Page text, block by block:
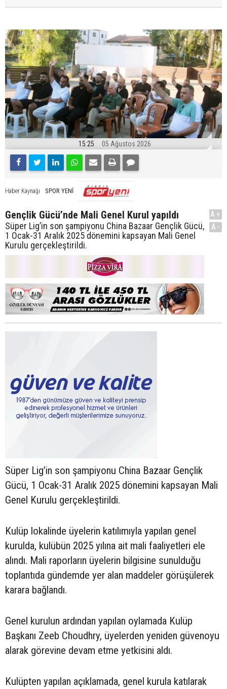
15:25 05 Ağustos 2026
Haber Kaynağı SPOR YENİ
Gençlik Gücü’nde Mali Genel Kurul yapıldı
Süper Lig’in son şampiyonu China Bazaar Gençlik Gücü,
1 Ocak-31 Aralık 2025 dönemini kapsayan Mali Genel
Kurulu gerçekleştirildi.
A+
A-
Süper Lig’in son şampiyonu China Bazaar Gençlik
Gücü, 1 Ocak-31 Aralık 2025 dönemini kapsayan Mali
Genel Kurulu gerçekleştirildi.
Kulüp lokalinde üyelerin katılımıyla yapılan genel
kurulda, kulübün 2025 yılına ait mali faaliyetleri ele
alındı. Mali raporların üyelerin bilgisine sunulduğu
toplantıda gündemde yer alan maddeler görüşülerek
karara bağlandı.
Genel kurulun ardından yapılan oylamada Kulüp
Başkanı Zeeb Choudhry, üyelerden yeniden güvenoyu
alarak görevine devam etme yetkisini aldı.
Kulüpten yapılan açıklamada, genel kurula katılarak